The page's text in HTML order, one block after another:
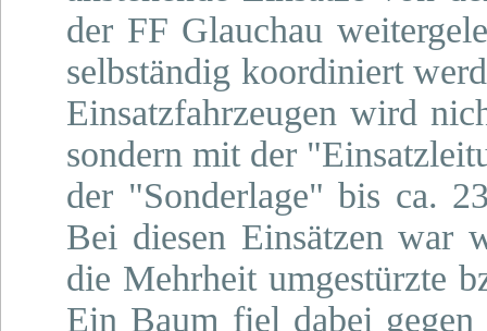
der FF Glauchau
selbständig koordiniert
Einsatzfahrzeugen wird
sondern mit der
der "Sonderlage" bis ca.
Bei diesen Einsätzen war
die Mehrheit umgestürzte
Ein Baum fiel dabei gegen